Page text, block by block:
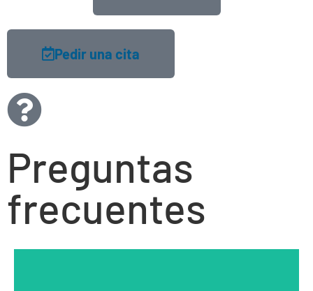
Pedir una cita
Preguntas
frecuentes